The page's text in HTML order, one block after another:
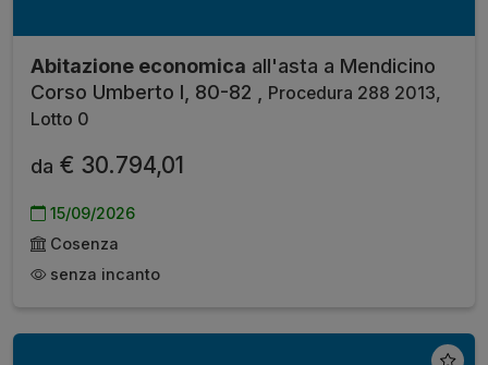
Abitazione economica all'asta a Mendicino
Corso Umberto I, 80-82 ,
Procedura 288 2013,
Lotto 0
da € 30.794,01
15/09/2026
Cosenza
senza incanto